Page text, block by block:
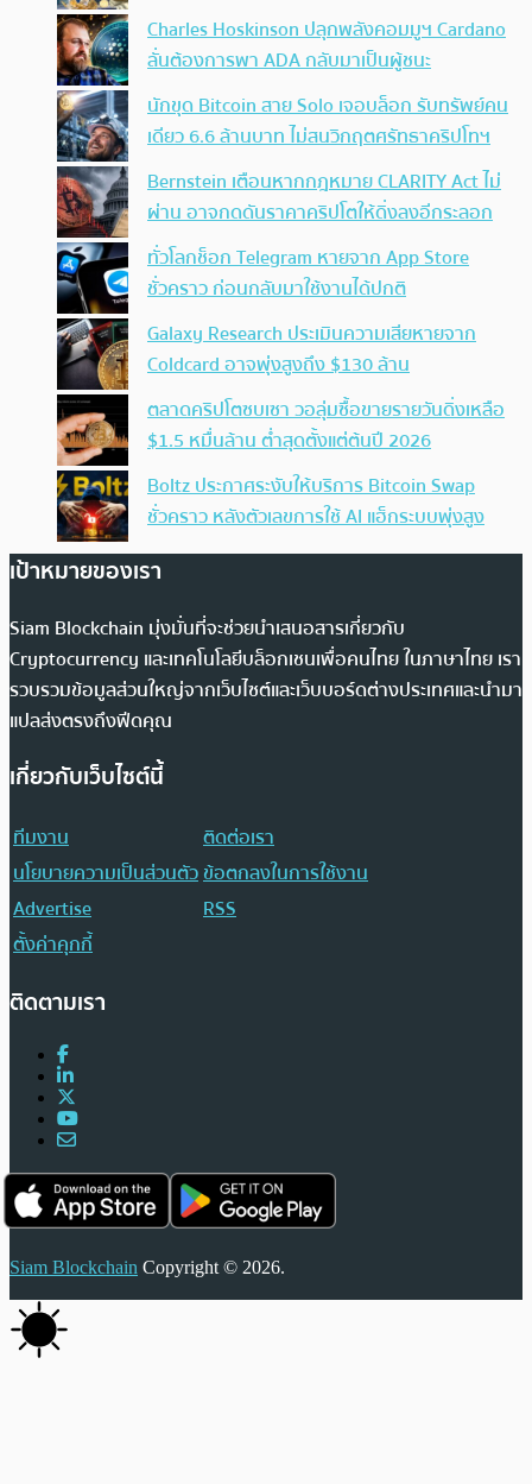
Charles Hoskinson ปลุกพลังคอมมูฯ Cardano
ลั่นต้องการพา ADA กลับมาเป็นผู้ชนะ
นักขุด Bitcoin สาย Solo เจอบล็อก รับทรัพย์คน
เดียว 6.6 ล้านบาท ไม่สนวิกฤตศรัทธาคริปโทฯ
Bernstein เตือนหากกฎหมาย CLARITY Act ไม่
ผ่าน อาจกดดันราคาคริปโตให้ดิ่งลงอีกระลอก
ทั่วโลกช็อก Telegram หายจาก App Store
ชั่วคราว ก่อนกลับมาใช้งานได้ปกติ
Galaxy Research ประเมินความเสียหายจาก
Coldcard อาจพุ่งสูงถึง $130 ล้าน
ตลาดคริปโตซบเซา วอลุ่มซื้อขายรายวันดิ่งเหลือ
$1.5 หมื่นล้าน ต่ำสุดตั้งแต่ต้นปี 2026
Boltz ประกาศระงับให้บริการ Bitcoin Swap
ชั่วคราว หลังตัวเลขการใช้ AI แฮ็กระบบพุ่งสูง
เป้าหมายของเรา
Siam Blockchain มุ่งมั่นที่จะช่วยนำเสนอสารเกี่ยวกับ
Cryptocurrency และเทคโนโลยีบล็อกเชนเพื่อคนไทย ในภาษาไทย เรา
รวบรวมข้อมูลส่วนใหญ่จากเว็บไซต์และเว็บบอร์ดต่างประเทศและนำมา
แปลส่งตรงถึงฟีดคุณ
เกี่ยวกับเว็บไซต์นี้
ทีมงาน
ติดต่อเรา
นโยบายความเป็นส่วนตัวข้อตกลงในการใช้งาน
Advertise
RSS
ตั้งค่าคุกกี้
ติดตามเรา
Siam Blockchain Copyright © 2026.